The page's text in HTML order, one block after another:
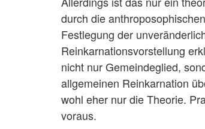
durch die
Festlegung der
Reinkarnationsvorstellung
nicht nur Gemeindeglied,
allgemeinen Reinkarnation
wohl eher nur die Theorie.
voraus.